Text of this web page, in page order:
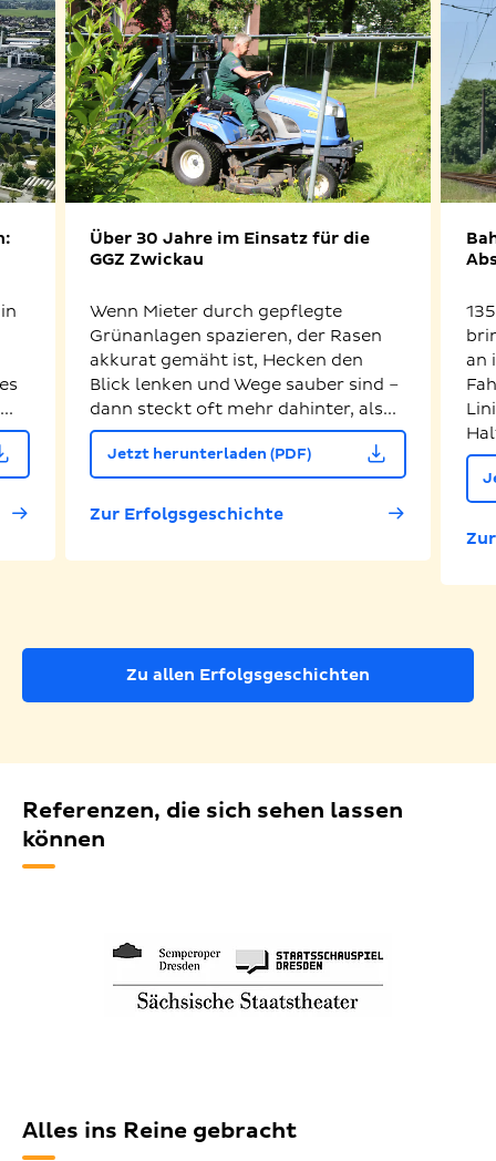
Über 30 Jahre im Einsatz für die
GGZ Zwickau
Wenn Mieter durch gepflegte
Grünanlagen spazieren, der Rasen
akkurat gemäht ist, Hecken den
Blick lenken und Wege sauber sind –
dann steckt oft mehr dahinter, als...
Jetzt herunterladen (PDF)
Zur Erfolgsgeschichte
an
Zu allen Erfolgsgeschichten
Referenzen, die sich sehen lassen
können
Alles ins Reine gebracht